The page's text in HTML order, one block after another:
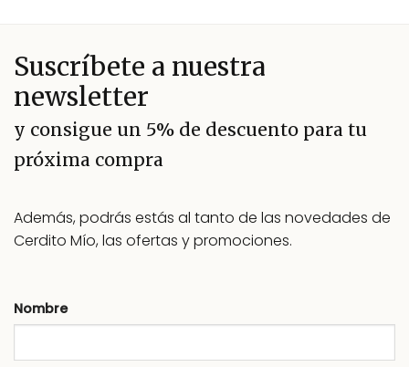
Suscríbete a nuestra
newsletter
y consigue un 5% de descuento para tu
próxima compra
Además, podrás estás al tanto de las novedades de
Cerdito Mío, las ofertas y promociones.
Nombre